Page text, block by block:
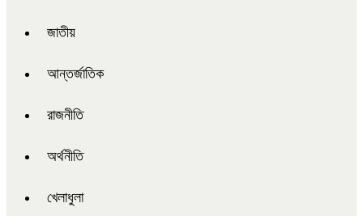
জাতীয়
আন্তর্জাতিক
রাজনীতি
অর্থনীতি
খেলাধুলা